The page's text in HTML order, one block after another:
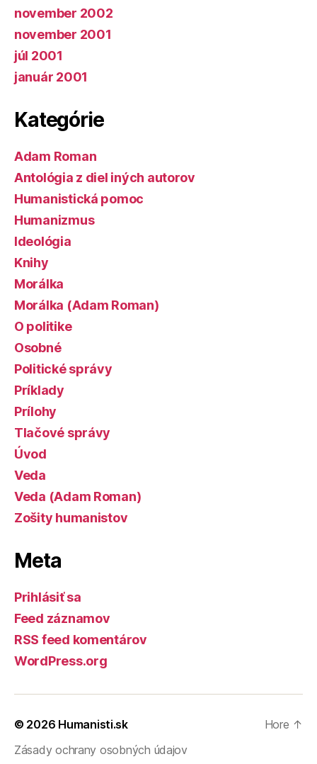
november 2002
november 2001
júl 2001
január 2001
Kategórie
Adam Roman
Antológia z diel iných autorov
Humanistická pomoc
Humanizmus
Ideológia
Knihy
Morálka
Morálka (Adam Roman)
O politike
Osobné
Politické správy
Príklady
Prílohy
Tlačové správy
Úvod
Veda
Veda (Adam Roman)
Zošity humanistov
Meta
Prihlásiť sa
Feed záznamov
RSS feed komentárov
WordPress.org
© 2026 Humanisti.sk
Zásady ochrany osobných údajov
Hore ↑